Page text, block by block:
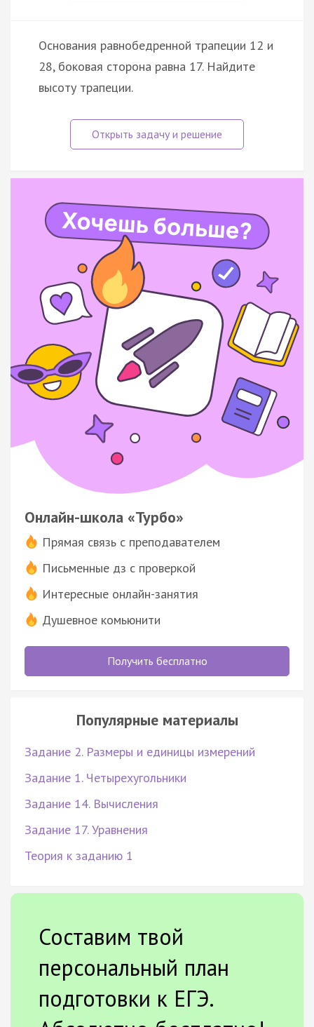
Основания равнобедренной трапеции 12 и
28, боковая сторона равна 17. Найдите
высоту трапеции.
Онлайн-школа «Турбо»
Прямая связь с преподавателем
Письменные дз с проверкой
Интересные онлайн-занятия
Душевное комьюнити
Получить бесплатно
Популярные материалы
Задание 2. Размеры и единицы измерений
Задание 1. Четырехугольники
Задание 14. Вычисления
Задание 17. Уравнения
Теория к заданию 1
Составим твой
персональный план
подготовки к ЕГЭ.